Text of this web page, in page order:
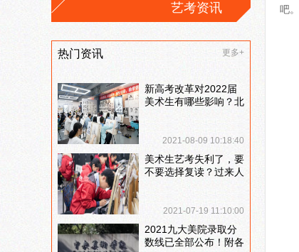
艺考资讯
热门资讯 更多+
新高考改革对2022届
美术生有哪些影响？北
2021-08-09 10:18:40
美术生艺考失利了，要
不要选择复读？过来人
2021-07-19 11:10:00
2021九大美院录取分
数线已全部公布！附各
吧。